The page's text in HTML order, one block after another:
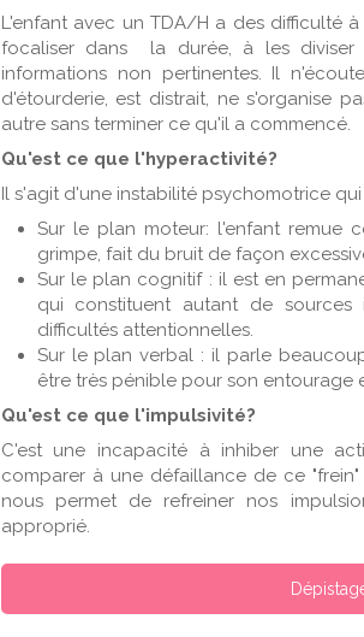
L'enfant avec un TDA/H a des difficulté
focaliser dans la durée, à les diviser
informations non pertinentes. Il
d'étourderie, est distrait, ne s'organise
autre sans terminer ce qu'il a commencé.
Qu'est ce que l'hyperactivité?
Il s'agit d'une instabilité psychomotrice
Sur le plan moteur: l'enfant remue
grimpe, fait du bruit de façon
Sur le plan cognitif : il est en
qui constituent autant de
difficultés attentionnelles.
Sur le plan verbal : il parle
être très pénible pour son entourage
Qu'est ce que l'impulsivité?
C'est une incapacité à inhiber une
comparer à une défaillance de ce
nous permet de refreiner nos
approprié.